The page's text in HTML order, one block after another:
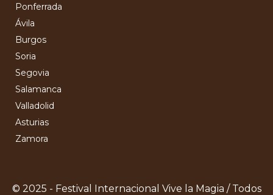
Ponferrada
Ávila
Burgos
Soria
Segovia
Salamanca
Valladolid
Asturias
Zamora
© 2025 - Festival Internacional Vive la Magia / Todos